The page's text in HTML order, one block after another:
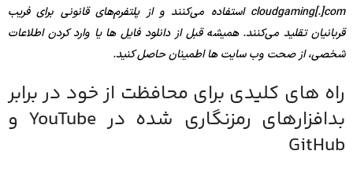
cloudgaming[.]com استفاده می‌کنند و از پلتفرم‌های قانونی برای فریب
قربانیان تقلید می‌کنند. همیشه قبل از دانلود فایل ها یا وارد کردن اطلاعات
شخصی، از صحت وب سایت ها اطمینان حاصل کنید.
راه های کلیدی برای محافظت از خود در برابر
بدافزارهای رمزنگاری شده در YouTube و
GitHub